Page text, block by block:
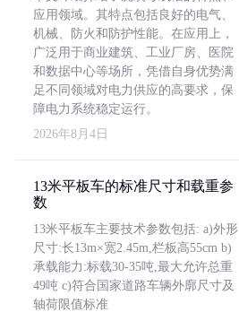
应用领域。其特点包括良好的电气、
机械、防火和防护性能。在应用上，
广泛用于商业建筑、工业厂房、医院
和数据中心等场所，凭借自身优势满
足不同领域对电力供应的高要求，保
障电力系统稳定运行。
2026年8月4日
13米平板车的标准尺寸和载重参
数
13米平板车主要技术参数包括: a)外形
尺寸:长13m×宽2.45m,栏板高55cm b)
承载能力:标载30-35吨,最大允许总重
49吨 c)符合国家道路车辆外廓尺寸及
轴荷限值标准